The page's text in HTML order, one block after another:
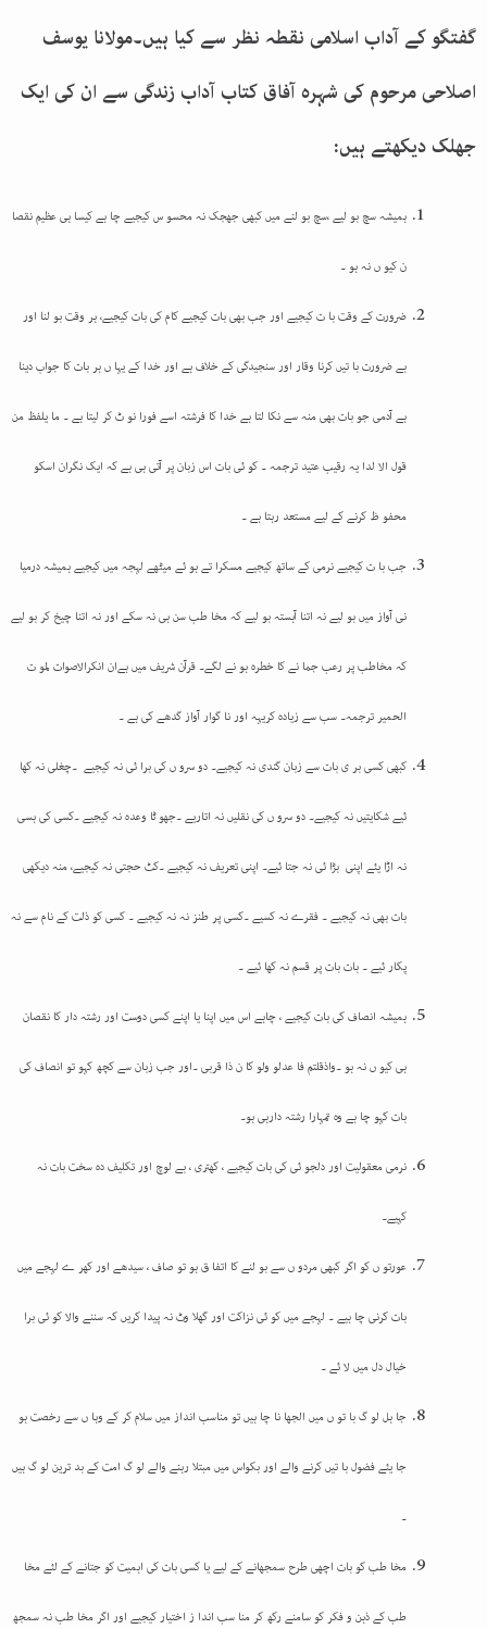
گفتگو کے آداب اسلامی نقطہ نظر سے کیا ہیں۔مولانا یوسف
اصلاحی مرحوم کی شہرہ آفاق کتاب آداب زندگی سے ان کی ایک
جھلک دیکھتے ہیں:
ہمیشہ سچ بو لیے ،سچ بو لنے میں کبھی جھجک نہ محسو س کیجیے چا ہے کیسا ہی عظیم نقصا
ن کیو ں نہ ہو ۔
ضرورت کے وقت با ت کیجیے اور جب بھی بات کیجیے کام کی بات کیجیے، ہر وقت بو لنا اور
بے ضرورت با تیں کرنا وقار اور سنجیدگی کے خلاف ہے اور خدا کے یہا ں ہر بات کا جواب دینا
ہے آدمی جو بات بھی منہ سے نکا لتا ہے خدا کا فرشتہ اسے فورا نو ٹ کر لیتا ہے ۔ما یلفظ من
قول الا لدا یہ رقیب عتید ترجمہ ۔ کو ئی بات اس زبان پر آتی ہی ہے کہ ایک نگران اسکو
محفو ظ کرنے کے لیے مستعد رہتا ہے ۔
جب با ت کیجیے نرمی کے ساتھ کیجیے مسکرا تے ہو ئے میٹھے لہجہ میں کیجیے ہمیشہ درمیا
نی آواز میں بو لیے نہ اتنا آہستہ بو لیے کہ مخا طب سن ہی نہ سکے اور نہ اتنا چیخ کر بو لیے
کہ مخاطب پر رعب جما نے کا خطرہ ہو نے لگے۔ قرآن شریف میں ہےان انکرالاصوات لمو ت
الحمیر ترجمہ۔ سب سے زیادہ کریہہ اور نا گوار آواز گدھے کی ہے ۔
کبھی کسی بر ی بات سے زبان گندی نہ کیجیے۔ دو سرو ں کی برا ئی نہ کیجیے ۔چغلی نہ کھا
ئیے شکایتیں نہ کیجیے۔ دو سرو ں کی نقلیں نہ اتاریے ۔جھو ٹا وعدہ نہ کیجیے ۔کسی کی ہسی
نہ اڑا یئے اپنی بڑا ئی نہ جتا ئیے۔ اپنی تعریف نہ کیجیے ۔کٹ حجتی نہ کیجیے، منہ دیکھی
بات بھی نہ کیجیے ۔ فقرے نہ کسیے ۔کسی پر طنز نہ نہ کیجیے ۔ کسی کو ذلت کے نام سے نہ
پکار ئیے ۔ بات بات پر قسم نہ کھا ئیے ۔
ہمیشہ انصاف کی بات کیجیے ، چاہے اس میں اپنا یا اپنے کسی دوست اور رشتہ دار کا نقصان
ہی کیو ں نہ ہو ۔واذقلتم فا عدلو ولو کا ن ذا قربی ۔اور جب زبان سے کچھ کہو تو انصاف کی
بات کہو چا ہے وہ تمہارا رشتہ دارہی ہو۔
نرمی معقولیت اور دلجو ئی کی بات کیجیے ، کھتری ، بے لوچ اور تکلیف دہ سخت بات نہ
کہیے۔
عورتو ں کو اگر کبھی مردو ں سے بو لنے کا اتفا ق ہو تو صاف ، سیدھے اور کھر ے لہجے میں
بات کرنی چا ہیے ۔ لہجے میں کو ئی نزاکت اور گھلا وٹ نہ پیدا کریں کہ سننے والا کو ئی برا
خیال دل میں لا ئے ۔
جا ہل لو گ با تو ں میں الجھا نا چا ہیں تو مناسب انداز میں سلام کر کے وہا ں سے رخصت ہو
جا یئے فضول با تیں کرنے والے اور بکواس میں مبتلا رہنے والے لو گ امت کے بد ترین لو گ ہیں
۔
مخا طب کو بات اچھی طرح سمجھانے کے لیے یا کسی بات کی اہمیت کو جتانے کے لئے مخا
طب کے ذہن و فکر کو سامنے رکھ کر منا سب اندا ز اختیار کیجیے اور اگر مخا طب نہ سمجھ